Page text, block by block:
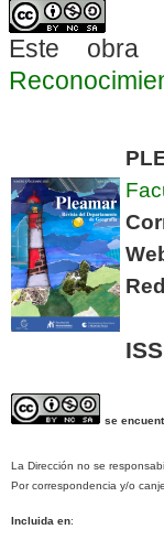
Este
se
La Dirección no se
Por correspondencia y/o
Incluida en: